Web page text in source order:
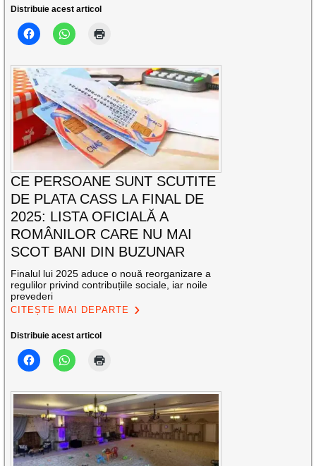
Distribuie acest articol
CE PERSOANE SUNT SCUTITE
DE PLATA CASS LA FINAL DE
2025: LISTA OFICIALĂ A
ROMÂNILOR CARE NU MAI
SCOT BANI DIN BUZUNAR
Finalul lui 2025 aduce o nouă reorganizare a
regulilor privind contribuțiile sociale, iar noile
prevederi
CITEȘTE MAI DEPARTE
Distribuie acest articol